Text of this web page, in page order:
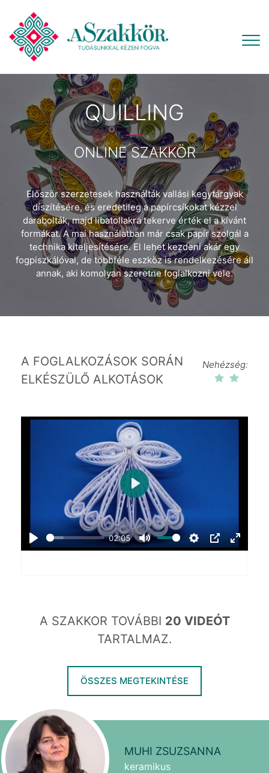
QUILLING
ONLINE SZAKKÖR
Először szerzetesek használták vallási kegytárgyak
díszítésére, és eredetileg a papírcsíkokat kézzel
darabolták, majd libatollakra tekerve érték el a kívánt
formákat. A mai használatban már csak papír szolgál a
technika kiteljesítésére. El lehet kezdeni akár egy
fogpiszkálóval, de többféle eszköz is rendelkezésére áll
annak, aki komolyan szeretne foglalkozni vele.
A FOGLALKOZÁSOK SORÁN
ELKÉSZÜLŐ ALKOTÁSOK
Nehézség:
Play
02:05
Mute Settings
PIP Enter
Play
A SZAKKOR TOVÁBBI 20 VIDEÓT
TARTALMAZ.
ÖSSZES MEGTEKINTÉSE
MUHI ZSUZSANNA
keramikus